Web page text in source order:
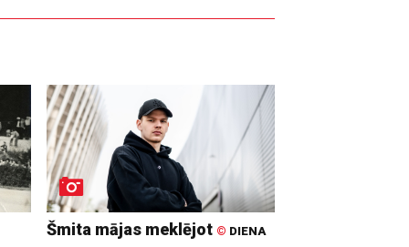
Šmita mājas meklējot © DIENA